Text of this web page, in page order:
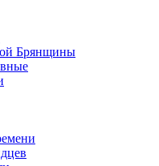
Брянщины